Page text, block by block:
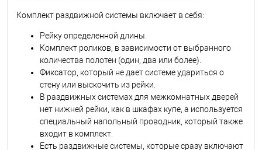
Комплект раздвижной системы включает в себя:
Рейку определенной длины.
Комплект роликов, в зависимости от выбранного
количества полотен (один, два или более).
Фиксатор, который не дает системе удариться о
стену или выскочить из рейки.
В раздвижных системах для межкомнатных дверей
нет нижней рейки, как в шкафах купе, а используется
специальный напольный проводник, который также
входит в комплект.
Есть раздвижные системы, которые сразу включают